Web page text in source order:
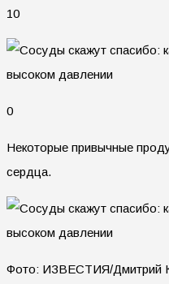
10
0
Некоторые привычные
сердца.
Фото: ИЗВЕСТИЯ/Дмитрий